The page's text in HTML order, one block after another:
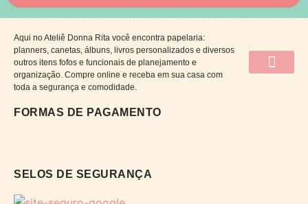
Aqui no Ateliê Donna Rita você encontra papelaria:
planners, canetas, álbuns, livros personalizados e diversos
outros itens fofos e funcionais de planejamento e
organização. Compre online e receba em sua casa com
toda a segurança e comodidade.
FORMAS DE PAGAMENTO
SELOS DE SEGURANÇA